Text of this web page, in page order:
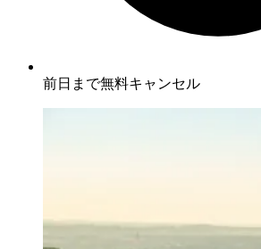
前日まで無料キャンセル